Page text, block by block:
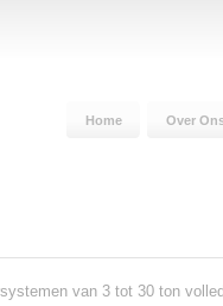
Home Over
van 3 tot 30 ton